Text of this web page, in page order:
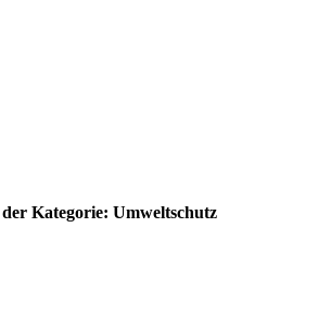
der Kategorie: Umweltschutz